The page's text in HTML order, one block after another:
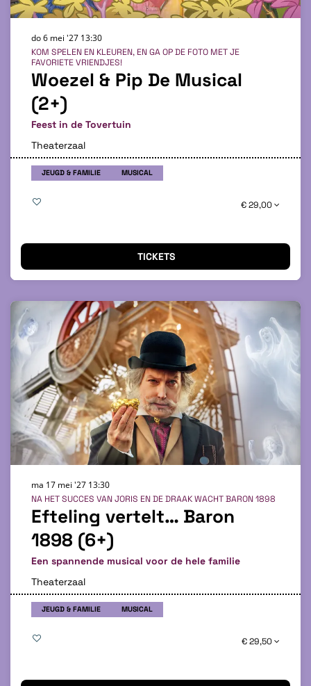
Woezel & Pip De Musical
(2+)
Feest in de Tovertuin
KOM SPELEN EN KLEUREN, EN GA OP DE FOTO MET JE
FAVORIETE VRIENDJES!
do 6 mei '27 13:30
Theaterzaal
JEUGD & FAMILIE MUSICAL
€ 29,00
TICKETS
Efteling vertelt… Baron
1898 (6+)
Een spannende musical voor de hele familie
NA HET SUCCES VAN JORIS EN DE DRAAK WACHT BARON 1898
ma 17 mei '27 13:30
Theaterzaal
JEUGD & FAMILIE MUSICAL
€ 29,50